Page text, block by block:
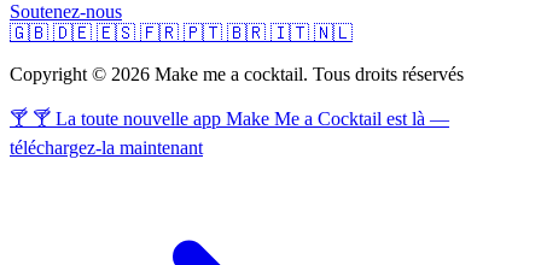
Soutenez-nous
🇬🇧 🇩🇪 🇪🇸 🇫🇷 🇵🇹 🇧🇷 🇮🇹 🇳🇱
Copyright © 2026 Make me a cocktail. Tous droits réservés
🍸 🍸 La toute nouvelle app Make Me a Cocktail est là —
téléchargez-la maintenant